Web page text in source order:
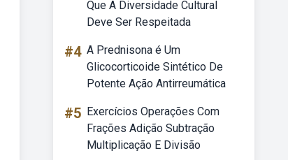
Que A Diversidade Cultural
Deve Ser Respeitada
#4 A Prednisona é Um
Glicocorticoide Sintético De
Potente Ação Antirreumática
#5 Exercícios Operações Com
Frações Adição Subtração
Multiplicação E Divisão